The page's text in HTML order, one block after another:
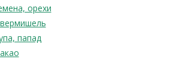
орехи
папад